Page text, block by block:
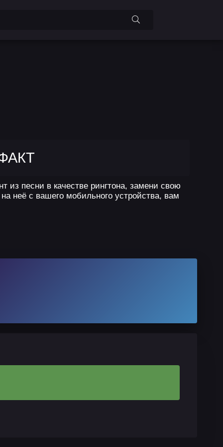
из песни в качестве рингтона, замени свою
неё с вашего мобильного устройства, вам